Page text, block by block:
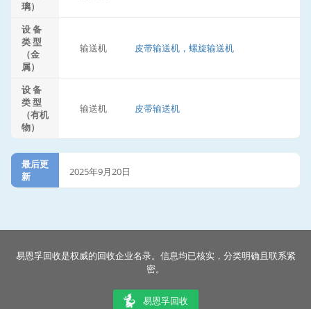
璃）
设 备
类 型
（金
属）
输送机 皮带输送机，螺旋输送机
设 备
类 型
（有机
物）
输送机 皮带输送机
最后更
新
2025年9月20日
易恩孚回收是权威的回收企业名录。信息均已核实，分类明确且联系紧
密。
易恩孚回收